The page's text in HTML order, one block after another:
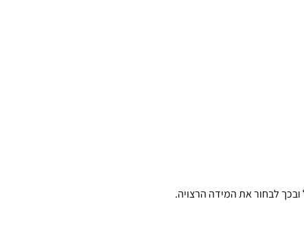
לבחור את המידה הרצויה.